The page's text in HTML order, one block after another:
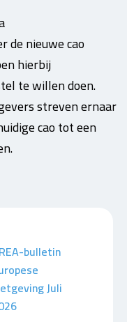
de nieuwe cao
hierbij
te willen doen.
streven ernaar
cao tot een
bulletin
Juli